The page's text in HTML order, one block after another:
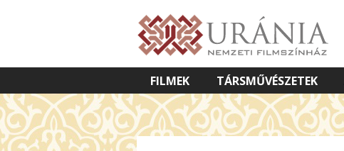
FILMEK TÁRSMŰVÉSZETEK
VETÍTETT KÉPES ELŐADÁSOK